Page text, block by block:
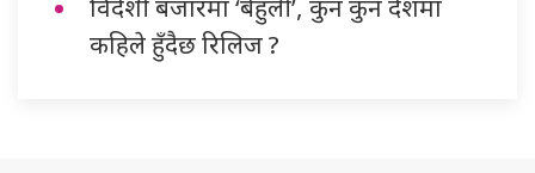
विदेशी बजारमा ‘बेहुली’, कुन कुन देशमा
कहिले हुँदैछ रिलिज ?